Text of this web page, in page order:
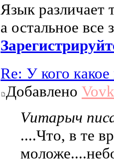
Язык различает
а остальное все
Re: У кого
Добавлено
Vитарыч
....Что, в те